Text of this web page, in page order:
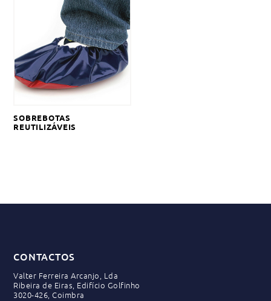
SOBREBOTAS
REUTILIZÁVEIS
CONTACTOS
Valter Ferreira Arcanjo, Lda
Ribeira de Eiras, Edifício Golfinho
3020-426, Coimbra